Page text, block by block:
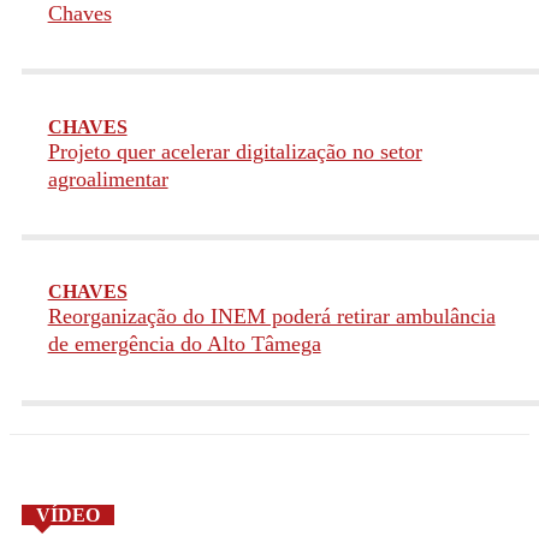
Chaves
CHAVES
Projeto quer acelerar digitalização no setor
agroalimentar
CHAVES
Reorganização do INEM poderá retirar ambulância
de emergência do Alto Tâmega
VÍDEO